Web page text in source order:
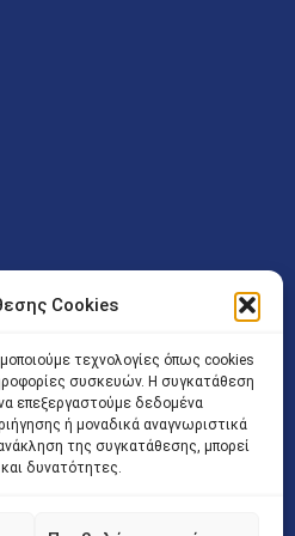
Cookies
τεχνολογίες όπως cookies
συσκευών. Η συγκατάθεση
επεξεργαστούμε δεδομένα
ή μοναδικά αναγνωριστικά
της συγκατάθεσης, μπορεί
δυνατότητες.
Νέα Ιωνία), επιτρέπεται
ελεύθερα με την
άλλο περιορισμό. Η είσοδος
εξυπηρέτηση του κοινού
χώρου
ραντεβού.